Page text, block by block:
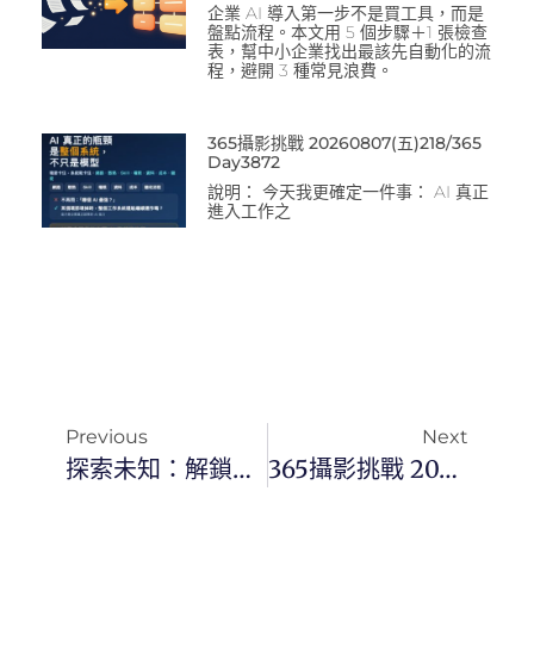
企業 AI 導入第一步不是買工具，而是
盤點流程。本文用 5 個步驟＋1 張檢查
表，幫中小企業找出最該先自動化的流
程，避開 3 種常見浪費。
365攝影挑戰 20260807(五)218/365
Day3872
說明： 今天我更確定一件事： AI 真正
進入工作之
Previous
探索未知：解鎖偉大成就的秘密
Next
365攝影挑戰 20240213(二) 044/365 Day2947